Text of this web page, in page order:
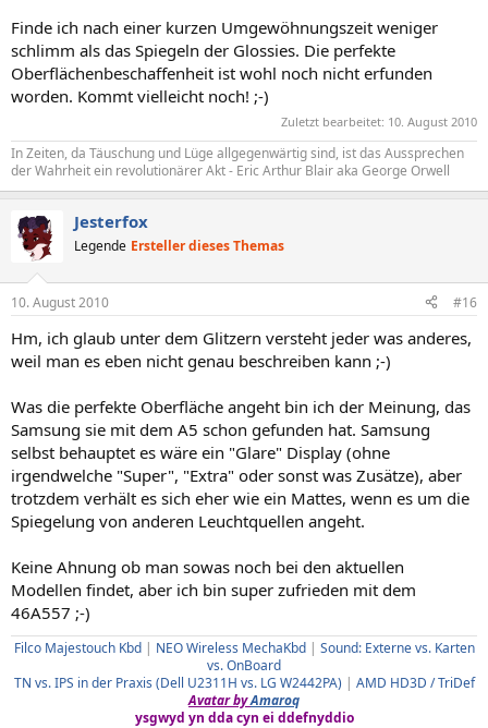
Finde ich nach einer kurzen Umgewöhnungszeit weniger
schlimm als das Spiegeln der Glossies. Die perfekte
Oberflächenbeschaffenheit ist wohl noch nicht erfunden
worden. Kommt vielleicht noch! ;-)
Zuletzt bearbeitet: 10. August 2010
In Zeiten, da Täuschung und Lüge allgegenwärtig sind, ist das Aussprechen
der Wahrheit ein revolutionärer Akt - Eric Arthur Blair aka George Orwell
Jesterfox
Legende Ersteller dieses Themas
10. August 2010 #16
Hm, ich glaub unter dem Glitzern versteht jeder was anderes,
weil man es eben nicht genau beschreiben kann ;-)
Was die perfekte Oberfläche angeht bin ich der Meinung, das
Samsung sie mit dem A5 schon gefunden hat. Samsung
selbst behauptet es wäre ein "Glare" Display (ohne
irgendwelche "Super", "Extra" oder sonst was Zusätze), aber
trotzdem verhält es sich eher wie ein Mattes, wenn es um die
Spiegelung von anderen Leuchtquellen angeht.
Keine Ahnung ob man sowas noch bei den aktuellen
Modellen findet, aber ich bin super zufrieden mit dem
46A557 ;-)
Filco Majestouch Kbd| NEO Wireless MechaKbd| Sound: Externe vs. Karten
vs. OnBoard
TN vs. IPS in der Praxis (Dell U2311H vs. LG W2442PA) | AMD HD3D / TriDef
Avatar byAmaroq
ysgwyd yn dda cyn ei ddefnyddio